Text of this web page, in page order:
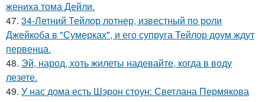
жениха тома Дейли.
47. 34-Летний Тейлор лотнер, известный по роли
Джейкоба в "Сумерках", и его супруга Тейлор доум ждут
первенца.
48. Эй, народ, хоть жилеты надевайте, когда в воду
лезете.
49. У нас дома есть Шэрон стоун: Светлана Пермякова